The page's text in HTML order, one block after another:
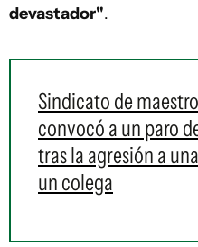
devastador".
Sindicato de
convocó a un paro
tras la agresión a
un colega